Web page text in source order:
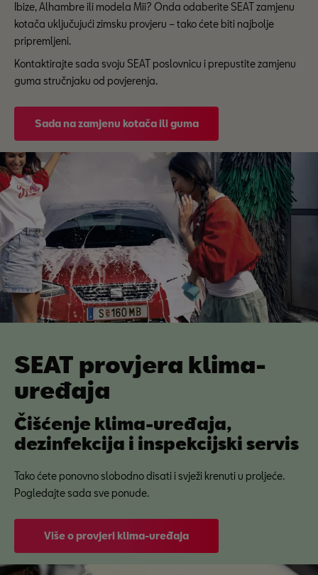
Ibize, Alhambre ili modela Mii? Onda odaberite SEAT zamjenu
kotača uključujući zimsku provjeru – tako ćete biti najbolje
pripremljeni.
Kontaktirajte sada svoju SEAT poslovnicu i prepustite zamjenu
guma stručnjaku od povjerenja.
Sada na zamjenu kotača ili guma
SEAT provjera klima-
uređaja
Čišćenje klima-uređaja,
dezinfekcija i inspekcijski servis
Tako ćete ponovno slobodno disati i svježi krenuti u proljeće.
Pogledajte sada sve ponude.
Više o provjeri klima-uređaja